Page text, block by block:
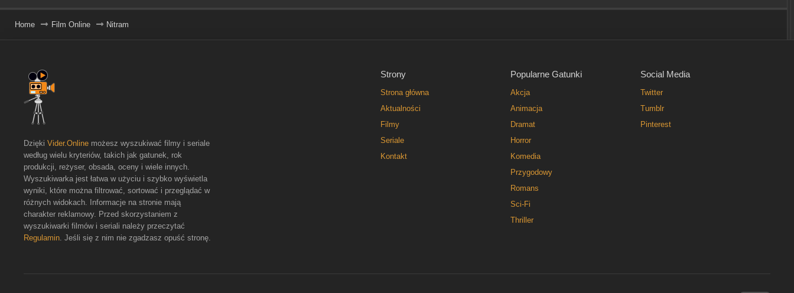
Home Film Online Nitram
Strony
Strona główna
Aktualności
Filmy
Seriale
Kontakt
Popularne Gatunki
Akcja
Animacja
Dramat
Horror
Komedia
Przygodowy
Romans
Sci-Fi
Thriller
Social Media
Twitter
Tumblr
Pinterest
Dzięki Vider.Online możesz wyszukiwać filmy i seriale
według wielu kryteriów, takich jak gatunek, rok
produkcji, reżyser, obsada, oceny i wiele innych.
Wyszukiwarka jest łatwa w użyciu i szybko wyświetla
wyniki, które można filtrować, sortować i przeglądać w
różnych widokach. Informacje na stronie mają
charakter reklamowy. Przed skorzystaniem z
wyszukiwarki filmów i seriali należy przeczytać
Regulamin. Jeśli się z nim nie zgadzasz opuść stronę.